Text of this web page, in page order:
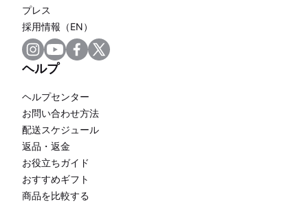
プレス
採用情報（EN）
ヘルプ
ヘルプセンター
お問い合わせ方法
配送スケジュール
返品・返金
お役立ちガイド
おすすめギフト
商品を比較する